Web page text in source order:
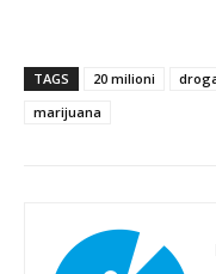
TAGS 20 milioni
marijuana